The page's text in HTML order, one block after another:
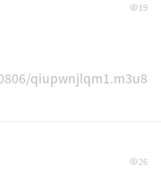
19
qiupwnjlqm1.m3u8
26